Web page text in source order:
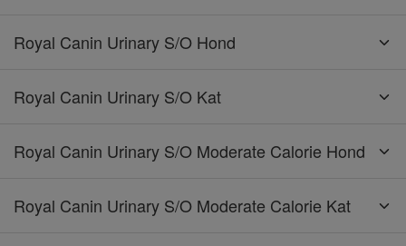
Royal Canin Urinary S/O Hond
Royal Canin Urinary S/O Kat
Royal Canin Urinary S/O Moderate Calorie Hond
Royal Canin Urinary S/O Moderate Calorie Kat